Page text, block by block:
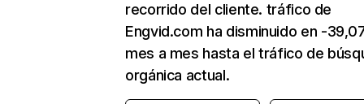
recorrido del cliente. tráfico de
Engvid.com ha disminuido en -
mes a mes hasta el tráfico de
orgánica actual.